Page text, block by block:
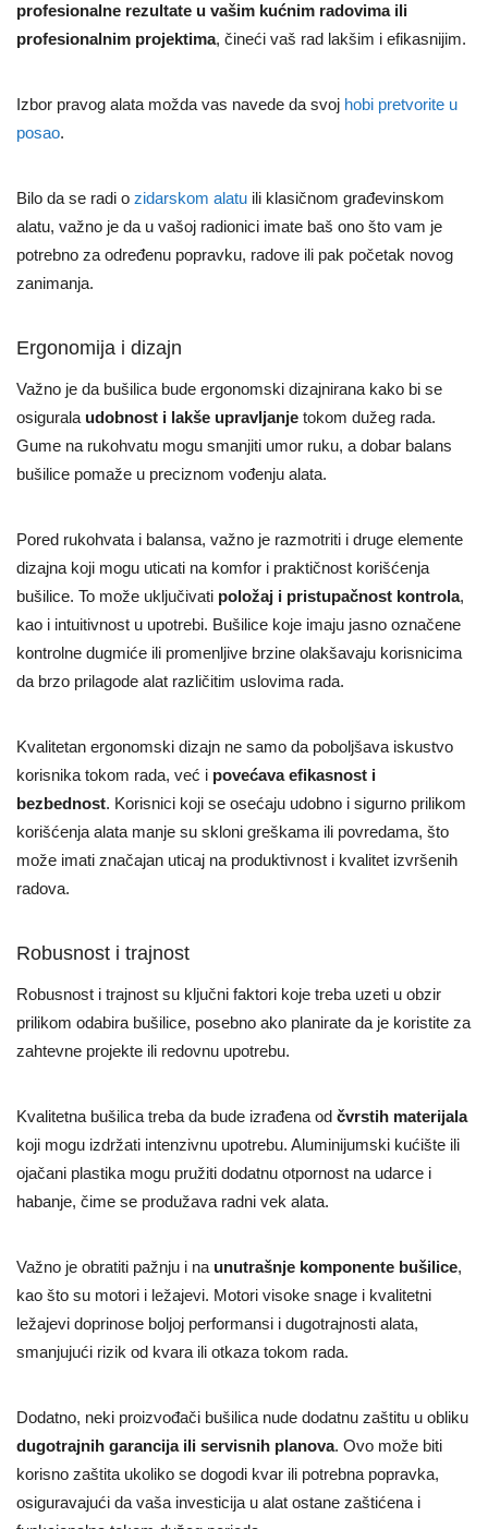
profesionalne rezultate u vašim kućnim radovima ili
profesionalnim projektima, čineći vaš rad lakšim i efikasnijim.
Izbor pravog alata možda vas navede da svoj hobi pretvorite u
posao.
Bilo da se radi o zidarskom alatu ili klasičnom građevinskom
alatu, važno je da u vašoj radionici imate baš ono što vam je
potrebno za određenu popravku, radove ili pak početak novog
zanimanja.
Ergonomija i dizajn
Važno je da bušilica bude ergonomski dizajnirana kako bi se
osigurala udobnost i lakše upravljanje tokom dužeg rada.
Gume na rukohvatu mogu smanjiti umor ruku, a dobar balans
bušilice pomaže u preciznom vođenju alata.
Pored rukohvata i balansa, važno je razmotriti i druge elemente
dizajna koji mogu uticati na komfor i praktičnost korišćenja
bušilice. To može uključivati položaj i pristupačnost kontrola,
kao i intuitivnost u upotrebi. Bušilice koje imaju jasno označene
kontrolne dugmiće ili promenljive brzine olakšavaju korisnicima
da brzo prilagode alat različitim uslovima rada.
Kvalitetan ergonomski dizajn ne samo da poboljšava iskustvo
korisnika tokom rada, već i povećava efikasnost i
bezbednost. Korisnici koji se osećaju udobno i sigurno prilikom
korišćenja alata manje su skloni greškama ili povredama, što
može imati značajan uticaj na produktivnost i kvalitet izvršenih
radova.
Robusnost i trajnost
Robusnost i trajnost su ključni faktori koje treba uzeti u obzir
prilikom odabira bušilice, posebno ako planirate da je koristite za
zahtevne projekte ili redovnu upotrebu.
Kvalitetna bušilica treba da bude izrađena od čvrstih materijala
koji mogu izdržati intenzivnu upotrebu. Aluminijumski kućište ili
ojačani plastika mogu pružiti dodatnu otpornost na udarce i
habanje, čime se produžava radni vek alata.
Važno je obratiti pažnju i na unutrašnje komponente bušilice,
kao što su motori i ležajevi. Motori visoke snage i kvalitetni
ležajevi doprinose boljoj performansi i dugotrajnosti alata,
smanjujući rizik od kvara ili otkaza tokom rada.
Dodatno, neki proizvođači bušilica nude dodatnu zaštitu u obliku
dugotrajnih garancija ili servisnih planova. Ovo može biti
korisno zaštita ukoliko se dogodi kvar ili potrebna popravka,
osiguravajući da vaša investicija u alat ostane zaštićena i